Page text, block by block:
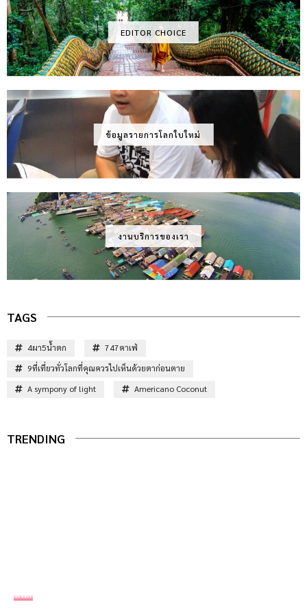
EDITOR CHOICE
ข้อมูลรายการโลกใบใหม่
งานบริการของเรา
TAGS
4ผา5น้ำตก
747คาเฟ่
9ที่เที่ยวทั่วโลกที่คุณควรไปเห็นด้วยตาก่อนตาย
A sympony of light
Americano Coconut
TRENDING
ที่พัก